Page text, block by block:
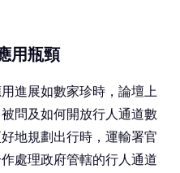
用瓶頸
進展如數家珍時，論壇上
問及如何開放行人通道數
地規劃出行時，運輸署官
處理政府管轄的行人通道